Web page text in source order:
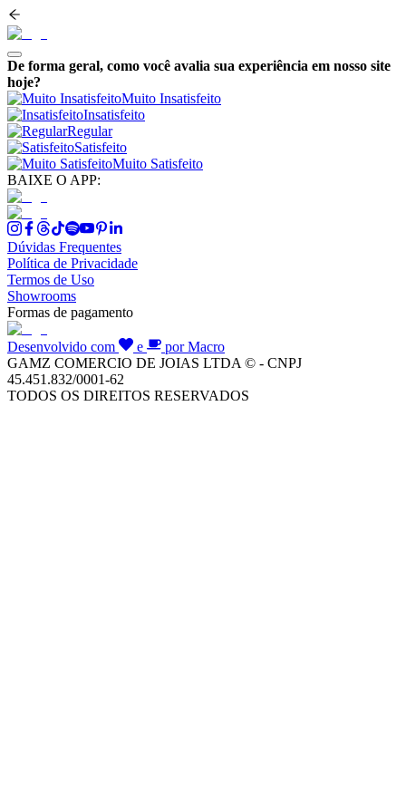
De forma geral, como você avalia sua experiência em nosso site
hoje?
Muito Insatisfeito
Insatisfeito
Regular
Satisfeito
Muito Satisfeito
BAIXE O APP:
Dúvidas Frequentes
Política de Privacidade
Termos de Uso
Showrooms
Formas de pagamento
Desenvolvido com e
por Macro
GAMZ COMERCIO DE JOIAS LTDA © - CNPJ
45.451.832/0001-62
TODOS OS DIREITOS RESERVADOS